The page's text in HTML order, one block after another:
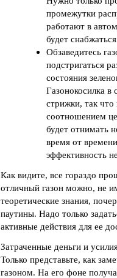
промежутки
работают в
будет
Обзаведитесь
подстригаться
состояния
Газонокосилка в
стрижки, так
соотношением
будет отнимать
время от
эффективность
Как видите, все гораздо
отличный газон можно, не
теоретические знания,
паутины. Надо только
активные действия для ее
Затраченные деньги и
Только представьте, как
газоном. На его фоне